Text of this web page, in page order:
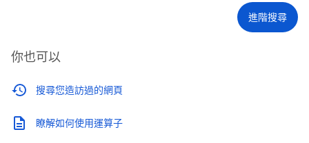
進階搜尋
你也可以
搜尋您造訪過的網頁
瞭解如何使用運算子